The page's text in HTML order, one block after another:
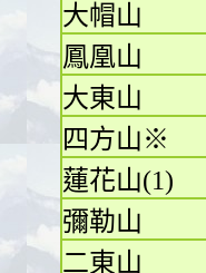
大帽山
鳳凰山
大東山
四方山※
蓮花山(1)
彌勒山
二東山